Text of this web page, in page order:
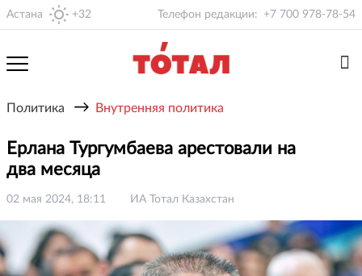
Астана +32 Телефон редакции: +7 700 978-78-54
Политика → Внутренняя политика
Ерлана Тургумбаева арестовали на
два месяца
02 мая 2024, 18:11 ИА Тотал Казахстан